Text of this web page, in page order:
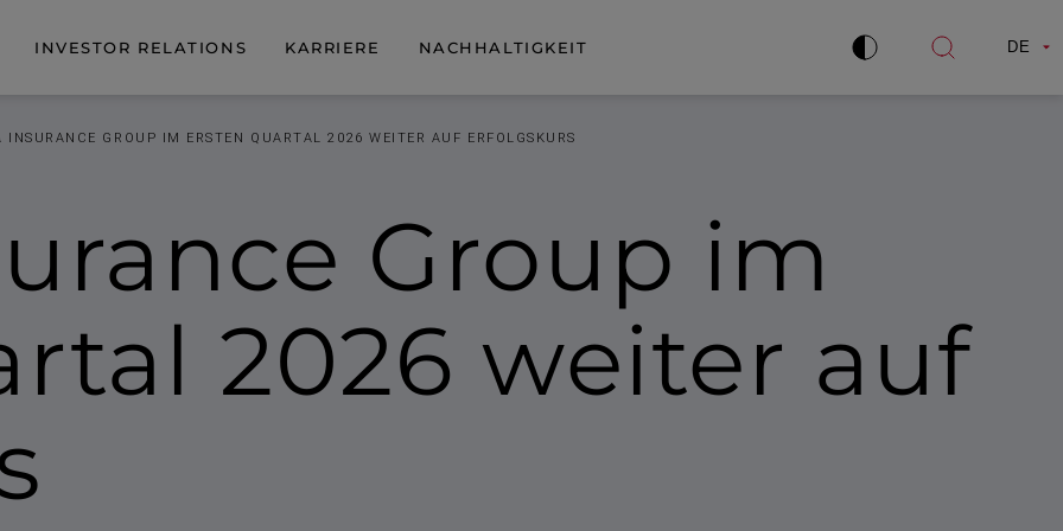
INVESTOR RELATIONS KARRIERE NACHHALTIGKEIT
Kontrast
Suche
DE
INSURANCE GROUP IM ERSTEN QUARTAL 2026 WEITER AUF ERFOLGSKURS
Group im
2026 weiter auf